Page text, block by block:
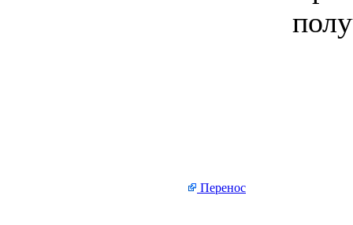
Перенос